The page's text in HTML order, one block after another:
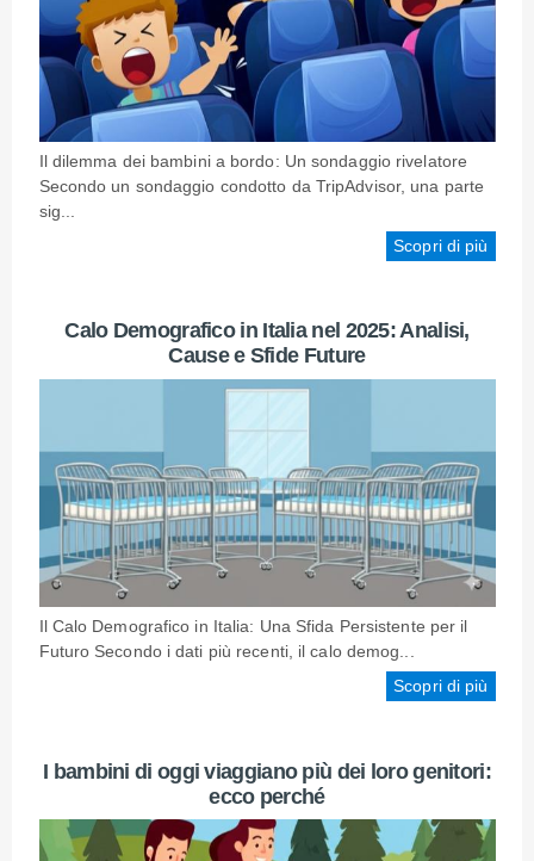
Il dilemma dei bambini a bordo: Un sondaggio rivelatore
Secondo un sondaggio condotto da TripAdvisor, una parte
sig...
Scopri di più
Calo Demografico in Italia nel 2025: Analisi,
Cause e Sfide Future
Il Calo Demografico in Italia: Una Sfida Persistente per il
Futuro Secondo i dati più recenti, il calo demog...
Scopri di più
I bambini di oggi viaggiano più dei loro genitori:
ecco perché